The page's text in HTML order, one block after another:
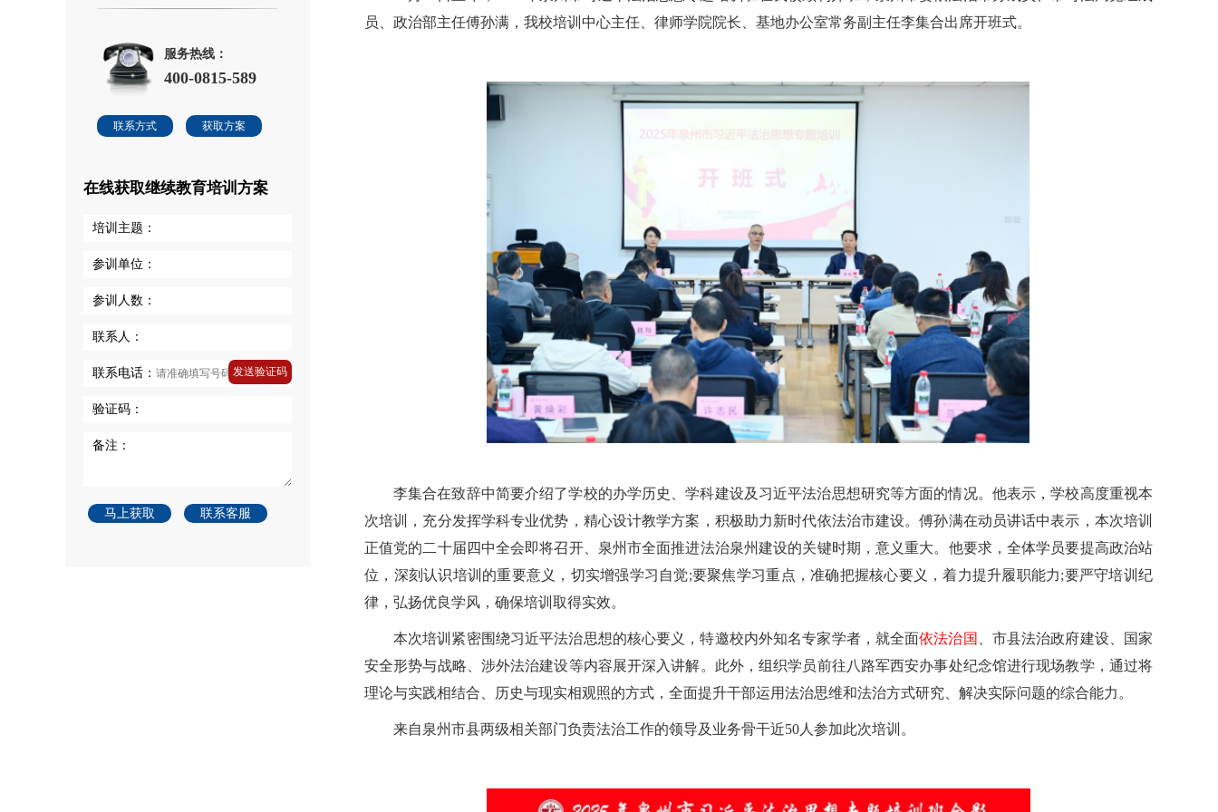
服务热线：
400-0815-589
联系方式 获取方案
在线获取继续教育培训方案
培训主题：
参训单位：
参训人数：
联系人：
联系电话： 发送验证码
验证码：
备注：
马上获取 联系客服
员、政治部主任傅孙满，我校培训中心主任、律师学院院长、基地办公室常务副主任李集合出席开班式。
李集合在致辞中简要介绍了学校的办学历史、学科建设及习近平法治思想研究等方面的情况。他表示，学校高度重视本
次培训，充分发挥学科专业优势，精心设计教学方案，积极助力新时代依法治市建设。傅孙满在动员讲话中表示，本次培训
正值党的二十届四中全会即将召开、泉州市全面推进法治泉州建设的关键时期，意义重大。他要求，全体学员要提高政治站
位，深刻认识培训的重要意义，切实增强学习自觉;要聚焦学习重点，准确把握核心要义，着力提升履职能力;要严守培训纪
律，弘扬优良学风，确保培训取得实效。
本次培训紧密围绕习近平法治思想的核心要义，特邀校内外知名专家学者，就全面依法治国
、市县法治政府建设、国家
安全形势与战略、涉外法治建设等内容展开深入讲解。此外，组织学员前往八路军西安办事处纪念馆进行现场教学，通过将
理论与实践相结合、历史与现实相观照的方式，全面提升干部运用法治思维和法治方式研究、解决实际问题的综合能力。
来自泉州市县两级相关部门负责法治工作的领导及业务骨干近50人参加此次培训。